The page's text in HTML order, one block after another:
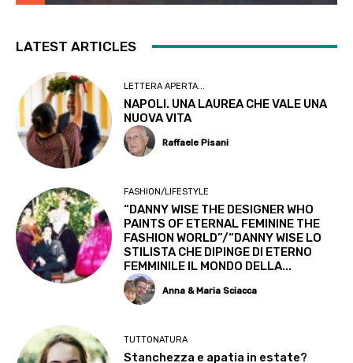
LATEST ARTICLES
LETTERA APERTA...
NAPOLI. UNA LAUREA CHE VALE UNA
NUOVA VITA
Raffaele Pisani
FASHION/LIFESTYLE
“DANNY WISE THE DESIGNER WHO
PAINTS OF ETERNAL FEMININE THE
FASHION WORLD”/“DANNY WISE LO
STILISTA CHE DIPINGE DI ETERNO
FEMMINILE IL MONDO DELLA...
Anna & Maria Sciacca
TUTTONATURA
Stanchezza e apatia in estate?